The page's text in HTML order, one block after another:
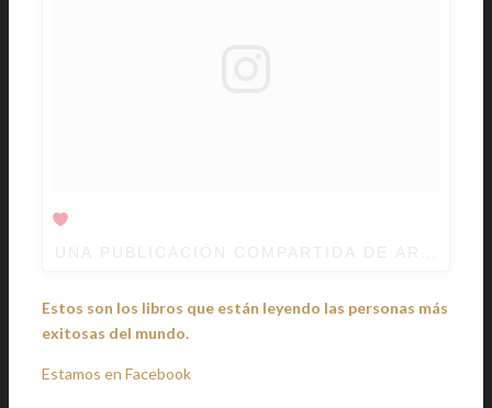
Estos son los libros que están leyendo las personas más
exitosas del mundo.
Estamos en Facebook